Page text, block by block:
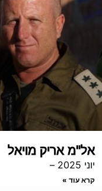
אל"מ אריק מויאל
יוני 2025 –
קרא עוד »